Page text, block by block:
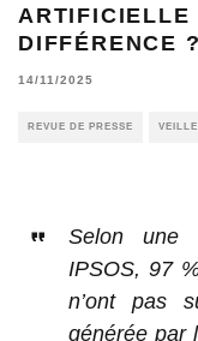
ARTIFICIELLE
DIFFÉRENCE ?
14/11/2025
REVUE DE PRESSE
Selon une
IPSOS, 97
n’ont pas
générée par